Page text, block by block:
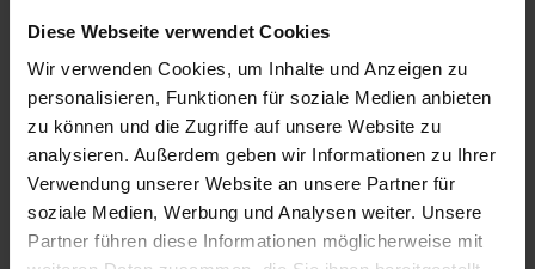
Diese Webseite verwendet Cookies
Wir verwenden Cookies, um Inhalte und Anzeigen zu
personalisieren, Funktionen für soziale Medien anbieten
zu können und die Zugriffe auf unsere Website zu
analysieren. Außerdem geben wir Informationen zu Ihrer
Verwendung unserer Website an unsere Partner für
soziale Medien, Werbung und Analysen weiter. Unsere
Partner führen diese Informationen möglicherweise mit
stabilisieren. Das sorgt für mehr Energie und Motivation.
Andere Mikroben helfen, Laktat in den Muskeln schneller abzubauen.
Du bist dadurch belastbarer und regenerierst schneller.
Auch wichtige Botenstoffe wie Serotonin oder Dopamin werden im
Darm beeinflusst. Sie entscheiden mit, wie wohl du dich beim Training
fühlst.
Ein gesunder Darm kann also den Unterschied machen – ob du lieber
auf der Couch bleibst oder Lust auf Bewegung bekommst.